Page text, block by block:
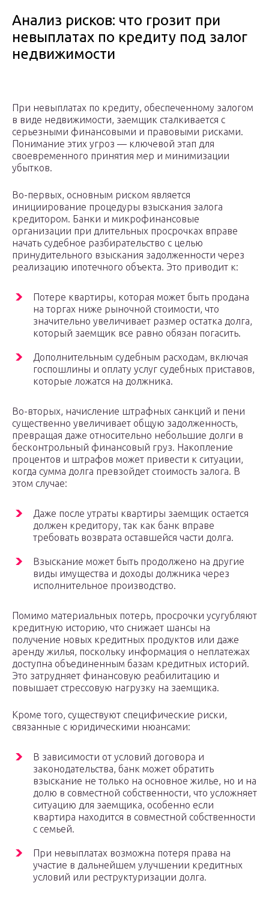
Анализ рисков: что грозит при
невыплатах по кредиту под залог
недвижимости
При невыплатах по кредиту, обеспеченному залогом
в виде недвижимости, заемщик сталкивается с
серьезными финансовыми и правовыми рисками.
Понимание этих угроз — ключевой этап для
своевременного принятия мер и минимизации
убытков.
Во-первых, основным риском является
инициирование процедуры взыскания залога
кредитором. Банки и микрофинансовые
организации при длительных просрочках вправе
начать судебное разбирательство с целью
принудительного взыскания задолженности через
реализацию ипотечного объекта. Это приводит к:
Потере квартиры, которая может быть продана
на торгах ниже рыночной стоимости, что
значительно увеличивает размер остатка долга,
который заемщик все равно обязан погасить.
Дополнительным судебным расходам, включая
госпошлины и оплату услуг судебных приставов,
которые ложатся на должника.
Во-вторых, начисление штрафных санкций и пени
существенно увеличивает общую задолженность,
превращая даже относительно небольшие долги в
бесконтрольный финансовый груз. Накопление
процентов и штрафов может привести к ситуации,
когда сумма долга превзойдет стоимость залога. В
этом случае:
Даже после утраты квартиры заемщик остается
должен кредитору, так как банк вправе
требовать возврата оставшейся части долга.
Взыскание может быть продолжено на другие
виды имущества и доходы должника через
исполнительное производство.
Помимо материальных потерь, просрочки усугубляют
кредитную историю, что снижает шансы на
получение новых кредитных продуктов или даже
аренду жилья, поскольку информация о неплатежах
доступна объединенным базам кредитных историй.
Это затрудняет финансовую реабилитацию и
повышает стрессовую нагрузку на заемщика.
Кроме того, существуют специфические риски,
связанные с юридическими нюансами:
В зависимости от условий договора и
законодательства, банк может обратить
взыскание не только на основное жилье, но и на
долю в совместной собственности, что усложняет
ситуацию для заемщика, особенно если
квартира находится в совместной собственности
с семьей.
При невыплатах возможна потеря права на
участие в дальнейшем улучшении кредитных
условий или реструктуризации долга.